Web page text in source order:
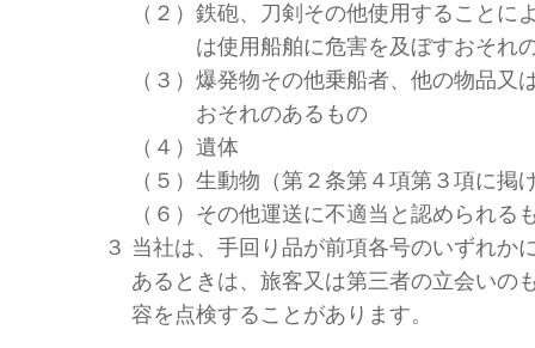
（２） 鉄砲、刀剣その他使用することに
は使用船舶に危害を及ぼすおそれ
（３） 爆発物その他乗船者、他の物品又
おそれのあるもの
（４） 遺体
（５） 生動物（第２条第４項第３項に掲
（６） その他運送に不適当と認められる
３ 当社は、手回り品が前項各号のいずれか
あるときは、旅客又は第三者の立会いの
容を点検することがあります。